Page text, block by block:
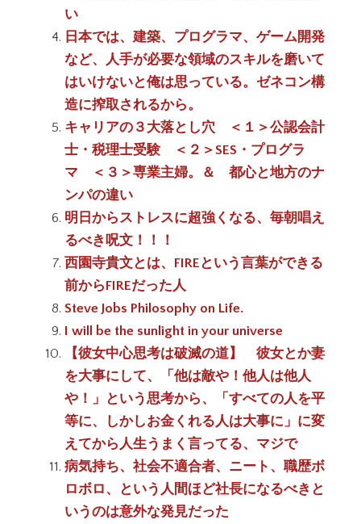
い
日本では、建築、プログラマ、ゲーム開発
など、人手が必要な領域のスキルを磨いて
はいけないと俺は思っている。ゼネコン構
造に搾取されるから。
キャリアの３大落とし穴 ＜１＞公認会計
士・税理士受験 ＜２＞SES・プログラ
マ ＜３＞専業主婦。＆ 都心と地方のナ
ンパの違い
明日からストレスに超強くなる、毎朝唱え
るべき呪文！！！
西園寺貴文とは、FIREという言葉ができる
前からFIREだった人
Steve Jobs Philosophy on Life.
I will be the sunlight in your universe
【彼女中心思考は破滅の道】 彼女とか妻
を大事にして、「他は敵や！他人は他人
や！」という思考から、「すべての人を平
等に、しかしお金くれる人は大事に」に変
えてから人生うまく言ってる、マジで
病気持ち、社会不適合者、ニート、職歴ボ
ロボロ、という人間ほど社長になるべきと
いうのは意外な発見だった